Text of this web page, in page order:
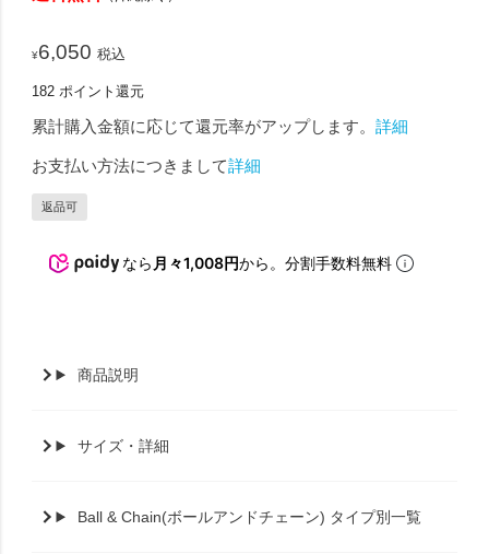
¥6,050 税込
182 ポイント還元
累計購入金額に応じて還元率がアップします。詳細
お支払い方法につきまして詳細
返品可
なら 月々1,008円から。分割手数料無料
商品説明
サイズ・詳細
Ball & Chain(ボールアンドチェーン) タイプ別一覧